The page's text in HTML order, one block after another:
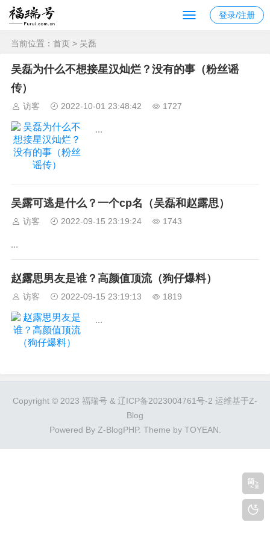
登录/注册
当前位置： 首页 > 吴磊
吴磊为什么不想接星汉灿烂？没有的事（粉丝谣
传）
访客 2022-10-01 23:48:42 1727
...
吴露可逃是什么？一个cp名（吴磊和赵露思）
访客 2022-09-15 23:19:24 1743
...
赵露思男友是谁？高颜值顶流（狗仔爆料）
访客 2022-09-15 23:19:13 1819
...
Copyright © 2023 福瑞号 & 辽ICP备2023004761号-2 运维基于Z-
Blog
Powered By Z-BlogPHP. Theme by TOYEAN